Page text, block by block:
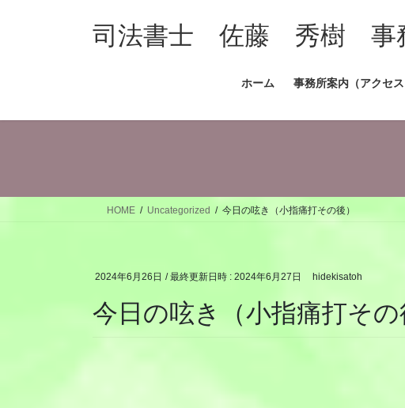
ス
ン
司法書士 佐藤 秀樹 事
ホーム 事務所案内（アクセス
HOME Uncategorized 今日の呟き（小指痛打その後）
2024年6月26日 / 最終更新日時 : 2024年6月27日 hidekisatoh
今日の呟き（小指痛打その